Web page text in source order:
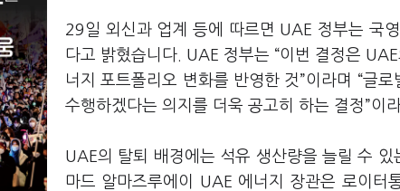
29일 외신과 업계 등에 따르면 UAE 정부는 국
다고 밝혔습니다. UAE 정부는 “이번 결정은
너지 포트폴리오 변화를 반영한 것”이라며 “글
수행하겠다는 의지를 더욱 공고히 하는 결정”이
UAE의 탈퇴 배경에는 석유 생산량을 늘릴 수
마드 알마즈루에이 UAE 에너지 장관은 로이터